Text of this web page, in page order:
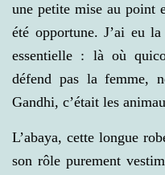
une petite mise au point
été opportune. J’ai eu
essentielle : là où
défend pas la femme,
Gandhi, c’était les
L’abaya, cette longue
son rôle purement